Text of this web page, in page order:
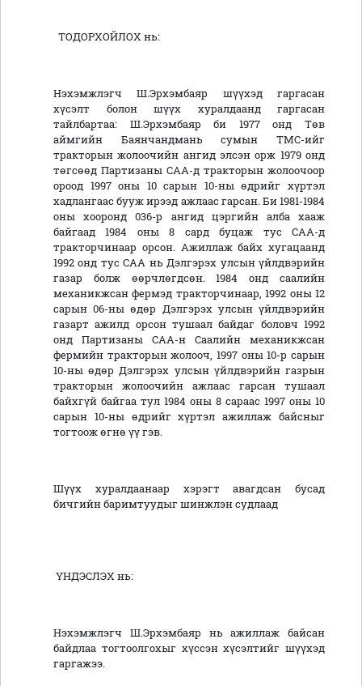
ТОДОРХОЙЛОХ нь:
Нэхэмжлэгч Ш.Эрхэмбаяр шүүхэд гаргасан
хүсэлт болон шүүх хуралдаанд гаргасан
тайлбартаа: Ш.Эрхэмбаяр би 1977 онд Төв
аймгийн Баянчандмань сумын ТМС-ийг
тракторын жолоочийн ангид элсэн орж 1979 онд
төгсөөд Партизаны САА-д тракторын жолоочоор
ороод 1997 оны 10 сарын 10-ны өдрийг хүртэл
хадлангаас бууж ирээд ажлаас гарсан. Би 1981-1984
оны хооронд 036-р ангид цэргийн алба хааж
байгаад 1984 оны 8 сард буцаж тус САА-д
тракторчинаар орсон. Ажиллаж байх хугацаанд
1992 онд тус САА нь Дэлгэрэх улсын үйлдвэрийн
газар болж өөрчлөгдсөн. 1984 онд саалийн
механикжсан фермэд тракторчинаар, 1992 оны 12
сарын 06-ны өдөр Дэлгэрэх улсын үйлдвэрийн
газарт ажилд орсон тушаал байдаг боловч 1992
онд Партизаны САА-н Саалийн механикжсан
фермийн тракторын жолооч, 1997 оны 10-р сарын
10-ны өдөр Дэлгэрэх улсын үйлдвэрийн газрын
тракторын жолоочийн ажлаас гарсан тушаал
байхгүй байгаа тул 1984 оны 8 сараас 1997 оны 10
сарын 10-ны өдрийг хүртэл ажиллаж байсныг
тогтоож өгнө үү гэв.
Шүүх хуралдаанаар хэрэгт авагдсан бусад
бичгийн баримтуудыг шинжлэн судлаад
ҮНДЭСЛЭХ нь:
Нэхэмжлэгч Ш.Эрхэмбаяр нь ажиллаж байсан
байдлаа тогтоолгохыг хүссэн хүсэлтийг шүүхэд
гаргажээ.